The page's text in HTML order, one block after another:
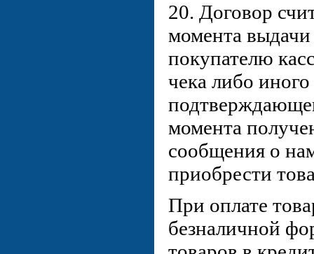
20. Договор
момента
покупателю
чека либо
момента
сообщения о
приобрести
При оплате
безналичной